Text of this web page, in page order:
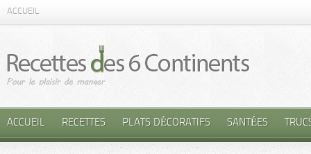
ACCUEIL
ACCUEIL RECETTES PLATS DÉCORATIFS SANTÉES